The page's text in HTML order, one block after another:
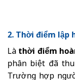
2. Thời điểm lập
Làthời điểm
phân biệt đã